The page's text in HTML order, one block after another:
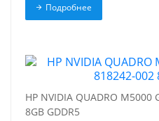
Подробнее
HP NVIDIA QUADRO M5000
8GB GDDR5